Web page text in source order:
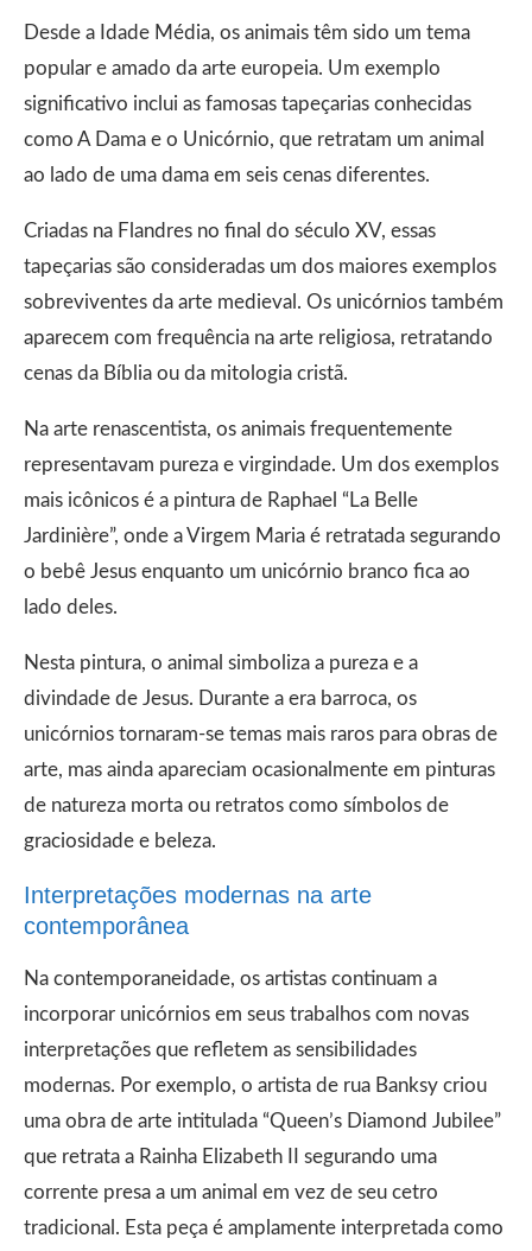
Desde a Idade Média, os animais têm sido um tema
popular e amado da arte europeia. Um exemplo
significativo inclui as famosas tapeçarias conhecidas
como A Dama e o Unicórnio, que retratam um animal
ao lado de uma dama em seis cenas diferentes.
Criadas na Flandres no final do século XV, essas
tapeçarias são consideradas um dos maiores exemplos
sobreviventes da arte medieval. Os unicórnios também
aparecem com frequência na arte religiosa, retratando
cenas da Bíblia ou da mitologia cristã.
Na arte renascentista, os animais frequentemente
representavam pureza e virgindade. Um dos exemplos
mais icônicos é a pintura de Raphael “La Belle
Jardinière”, onde a Virgem Maria é retratada segurando
o bebê Jesus enquanto um unicórnio branco fica ao
lado deles.
Nesta pintura, o animal simboliza a pureza e a
divindade de Jesus. Durante a era barroca, os
unicórnios tornaram-se temas mais raros para obras de
arte, mas ainda apareciam ocasionalmente em pinturas
de natureza morta ou retratos como símbolos de
graciosidade e beleza.
Interpretações modernas na arte
contemporânea
Na contemporaneidade, os artistas continuam a
incorporar unicórnios em seus trabalhos com novas
interpretações que refletem as sensibilidades
modernas. Por exemplo, o artista de rua Banksy criou
uma obra de arte intitulada “Queen’s Diamond Jubilee”
que retrata a Rainha Elizabeth II segurando uma
corrente presa a um animal em vez de seu cetro
tradicional. Esta peça é amplamente interpretada como